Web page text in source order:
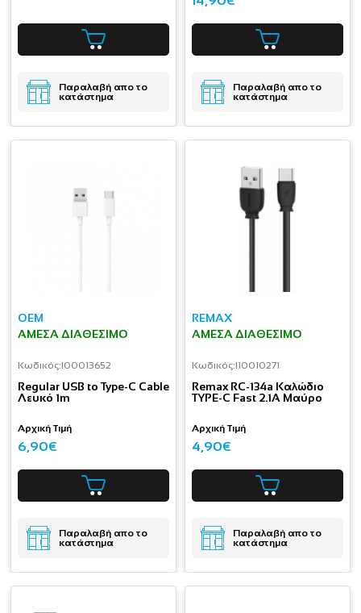
Παραλαβή απο το
κατάστημα
Παραλαβή απο το
κατάστημα
OEM
ΆΜΕΣΑ ΔΙΑΘΈΣΙΜΟ
Κωδικός:I00013652
Regular USB to Type-C Cable
Λευκό 1m
Αρχική Τιμή
6,90€
Παραλαβή απο το
κατάστημα
REMAX
ΆΜΕΣΑ ΔΙΑΘΈΣΙΜΟ
Κωδικός:I10010271
Remax RC-134a Καλώδιο
TYPE-C Fast 2.1A Μαύρο
Αρχική Τιμή
4,90€
Παραλαβή απο το
κατάστημα